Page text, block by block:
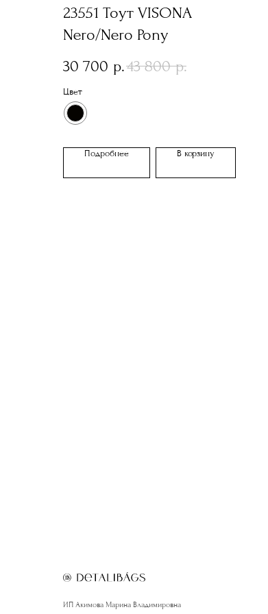
23551 Тоут VISONA
Nero/Nero Pony
30 700 р.43 800 р.
Цвет
Подробнее В корзину
ИП Акимова Марина Владимировна